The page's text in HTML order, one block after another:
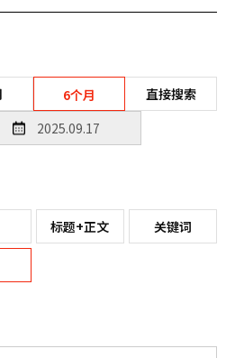
6个月 直接搜索
标题+正文 关键词